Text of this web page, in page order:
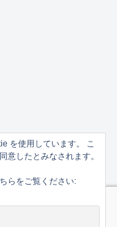
を使用しています。 こ
意したとみなされます。
らをご覧ください: